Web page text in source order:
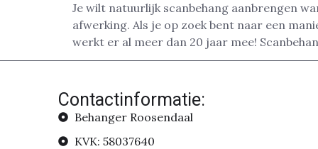
Je wilt natuurlijk scanbehang aanbrengen
afwerking. Als je op zoek bent naar een
werkt er al meer dan 20 jaar mee!
Contactinformatie:
Behanger Roosendaal
KVK: 58037640